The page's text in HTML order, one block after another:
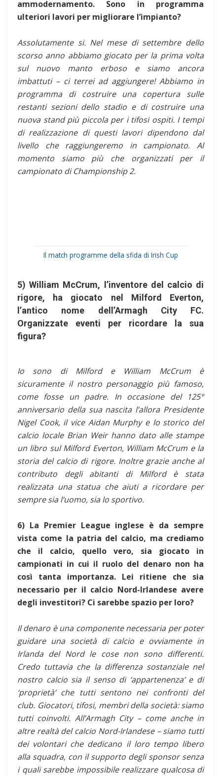
ammodernamento. Sono in programma
ulteriori lavori per migliorare l’impianto?
Assolutamente si. Nel mese di settembre dello
scorso anno abbiamo giocato per la prima volta
sul nuovo manto erboso e siamo ancora
imbattuti – ci terrei ad aggiungere! Abbiamo in
programma di costruire una copertura sulle
restanti sezioni dello stadio e di costruire una
nuova stand più piccola per i tifosi ospiti. I tempi
di realizzazione di questi lavori dipendono dal
livello che raggiungeremo in campionato. Al
momento siamo più che organizzati per il
campionato di Championship 2.
Il match programme della sfida di Irish Cup
5) William McCrum, l’inventore del calcio di
rigore, ha giocato nel Milford Everton,
l’antico nome dell’Armagh City FC.
Organizzate eventi per ricordare la sua
figura?
Io sono di Milford e William McCrum è
sicuramente il nostro personaggio più famoso,
come fosse un padre. In occasione del 125°
anniversario della sua nascita l’allora Presidente
Nigel Cook, il vice Aidan Murphy e lo storico del
calcio locale Brian Weir hanno dato alle stampe
un libro sul Milford Everton, William McCrum e la
storia del calcio di rigore. Inoltre grazie anche al
contributo degli abitanti di Milford è stata
realizzata una statua che aiuti a ricordare per
sempre sia l’uomo, sia lo sportivo.
6) La Premier League inglese è da sempre
vista come la patria del calcio, ma crediamo
che il calcio, quello vero, sia giocato in
campionati in cui il ruolo del denaro non ha
così tanta importanza. Lei ritiene che sia
necessario per il calcio Nord-Irlandese avere
degli investitori? Ci sarebbe spazio per loro?
Il denaro è una componente necessaria per poter
guidare una società di calcio e ovviamente in
Irlanda del Nord le cose non sono differenti.
Credo tuttavia che la differenza sostanziale nel
nostro calcio sia il senso di ‘appartenenza’ e di
‘proprietà’ che tutti sentono nei confronti del
club. Giocatori, tifosi, membri della società: siamo
tutti coinvolti. All’Armagh City – come anche in
altre realtà del calcio Nord-Irlandese – siamo tutti
dei volontari che dedicano il loro tempo libero
alla squadra, con il supporto degli sponsor senza
i quali sarebbe impossibile realizzare qualcosa di